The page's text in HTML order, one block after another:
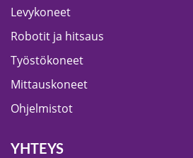
Levykoneet
Robotit ja hitsaus
Työstökoneet
Mittauskoneet
Ohjelmistot
YHTEYS